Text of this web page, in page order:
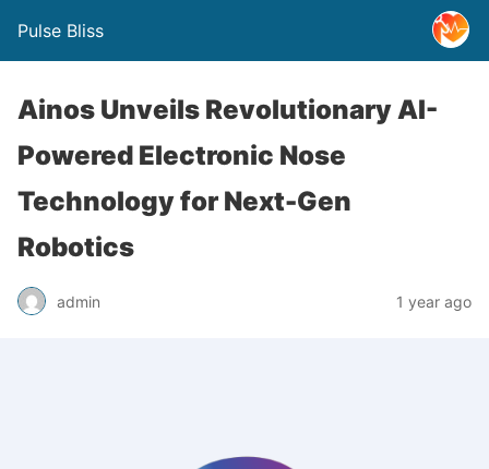
Pulse Bliss
Ainos Unveils Revolutionary AI-
Powered Electronic Nose
Technology for Next-Gen
Robotics
admin 1 year ago